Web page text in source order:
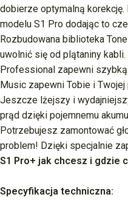
dobierze optymalną
modelu S1 Pro dodając to
Rozbudowana biblioteka
uwolnić się od plątaniny
Professional zapewni
Music zapewni Tobie i
Jeszcze lżejszy i
prąd dzięki pojemnemu
Potrzebujesz zamontować
problem! Dzięki specjalnie
S1 Pro+ jak chcesz i gdzie
Specyfikacja techniczna: